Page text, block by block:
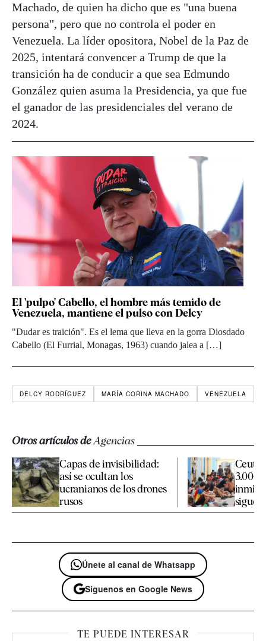
Machado, de quien ha dicho que es "una buena
persona", pero que no controla el poder en
Venezuela. La líder opositora, Nobel de la Paz de
2025, intentará convencer a Trump de que la
transición ha de conducir a que sea Edmundo
González quien asuma la Presidencia, ya que fue
el ganador de las presidenciales del verano de
2024.
El 'pulpo' Cabello, el hombre más temido de
Venezuela, mantiene el pulso con Delcy
"Dudar es traición". Es el lema que lleva en la gorra Diosdado
Cabello (El Furrial, Monagas, 1963) cuando jalea a […]
DELCY RODRÍGUEZ MARÍA CORINA MACHADO VENEZUELA
Otros artículos deAgencias
Capas de invisibilidad:
así se ocultan los
ucranianos de los drones
rusos
Ceuta
3.000
Únete al canal de Whatsapp
Síguenos en Google News
TE PUEDE INTERESAR